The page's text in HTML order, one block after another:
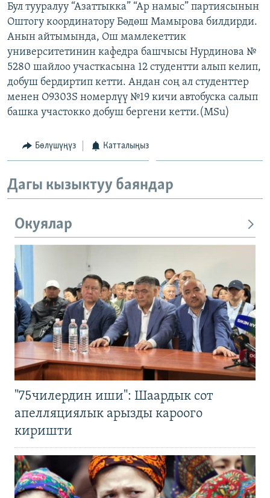
БИЗ ЖАНА ДҮЙНӨ
ДАНИСТЕ
ЭЖЕ-СИҢДИЛЕР
АЗАТТЫК+
ЫҢГАЙСЫЗ СУРООЛОР
Русский
ОНЛАЙН ШЕРИНЕ
Бул тууралуу “Азаттыкка” “Ар намыс” партиясынын
Оштогу координатору Бөдөш Мамырова билдирди.
Анын айтымында, Ош мамлекеттик
университетинин кафедра башчысы Нурдинова №
5280 шайлоо участкасына 12 студентти алып келип,
добуш бердиртип кетти. Андан соң ал студенттер
менен О9303S номерлүү №19 кичи автобуска салып
башка участокко добуш бергени кетти.(MSu)
Бөлүшүңүз Катталыңыз
Дагы кызыктуу баяндар
Окуялар
"75чилердин иши": Шаардык сот
апелляциялык арызды кароого
киришти